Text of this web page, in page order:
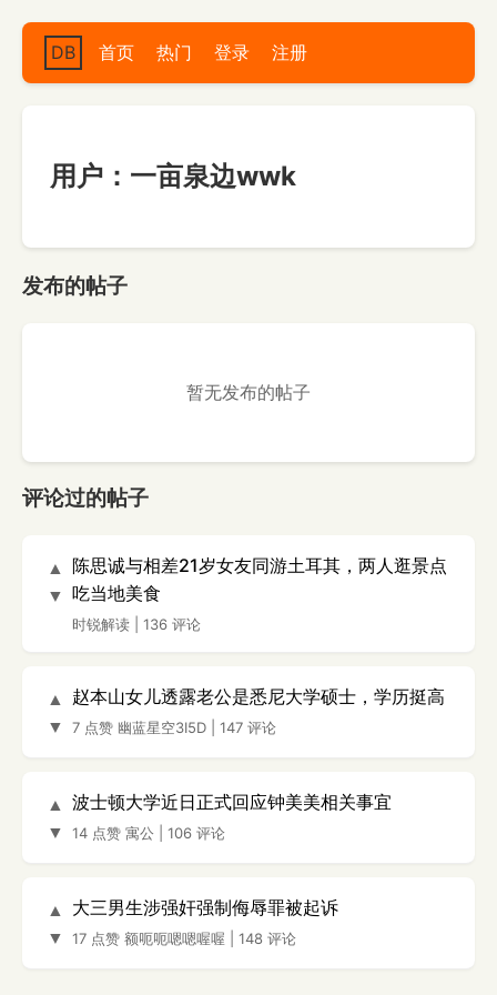
DB 首页 热门 登录 注册
用户：一亩泉边wwk
发布的帖子
暂无发布的帖子
评论过的帖子
▲
▼
陈思诚与相差21岁女友同游土耳其，两人逛景点
吃当地美食
时锐解读 136 评论
▲
▼
赵本山女儿透露老公是悉尼大学硕士，学历挺高
7 点赞 幽蓝星空3I5D 147 评论
▲
▼
波士顿大学近日正式回应钟美美相关事宜
14 点赞 寓公 106 评论
▲
▼
大三男生涉强奸强制侮辱罪被起诉
17 点赞 额呃呃嗯嗯喔喔 148 评论